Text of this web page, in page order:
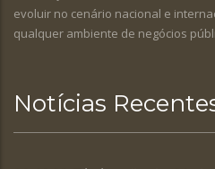
evoluir no cenário nacional e
qualquer ambiente de negócios
Notícias